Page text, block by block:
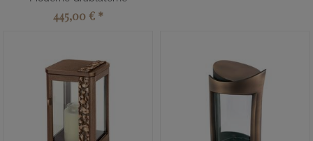
445,00 € *